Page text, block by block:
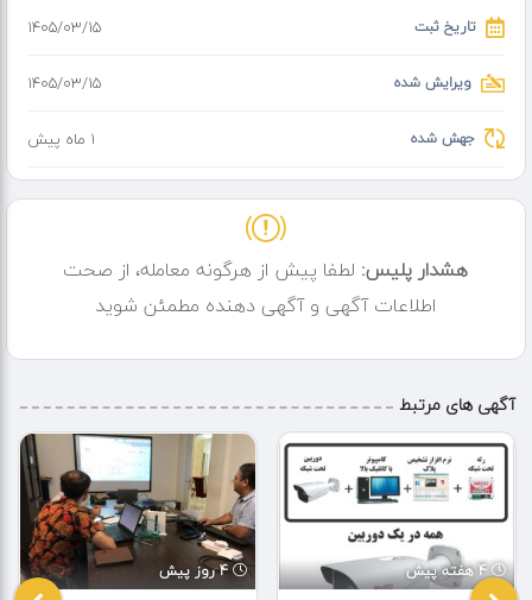
تاریخ ثبت ۱۴۰۵/۰۳/۱۵
ویرایش شده ۱۴۰۵/۰۳/۱۵
جهش شده 1 ماه پیش
هشدار پلیس: لطفا پیش از هرگونه معامله، از صحت
اطلاعات آگهی و آگهی دهنده مطمئن شوید
آگهی های مرتبط
4 روز پیش
4 هفته پیش